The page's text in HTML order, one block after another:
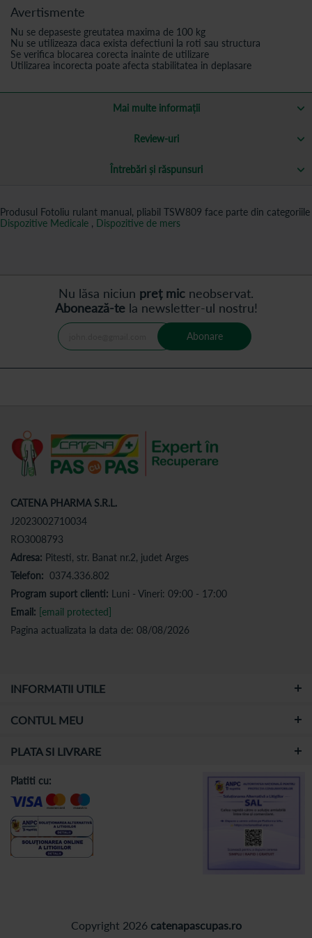
Avertismente
Nu se depaseste greutatea maxima de 100 kg
Nu se utilizeaza daca exista defectiuni la roti sau structura
Se verifica blocarea corecta inainte de utilizare
Utilizarea incorecta poate afecta stabilitatea in deplasare
Mai multe informații
Review-uri
Întrebări și răspunsuri
Produsul Fotoliu rulant manual, pliabil TSW809 face parte din categoriile
Dispozitive Medicale , Dispozitive de mers
Nu lăsa niciun preț mic neobservat.
Abonează-tela newsletter-ul nostru!
Abonare
CATENA PHARMA S.R.L.
J2023002710034
RO3008793
Adresa: Pitesti, str. Banat nr.2, judet Arges
Telefon: 0374.336.802
Program suport clienti: Luni - Vineri: 09:00 - 17:00
Email: [email protected]
Pagina actualizata la data de: 08/08/2026
INFORMATII UTILE
CONTUL MEU
PLATA SI LIVRARE
Copyright 2026 catenapascupas.ro
Platiti cu: